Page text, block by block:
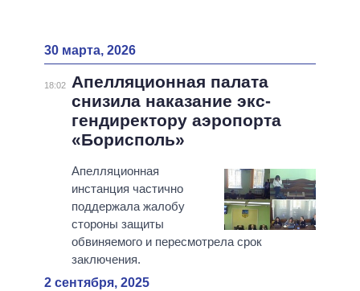
30 марта, 2026
18:02
Апелляционная палата
снизила наказание экс-
гендиректору аэропорта
«Борисполь»
Апелляционная
инстанция частично
поддержала жалобу
стороны защиты
обвиняемого и пересмотрела срок
заключения.
2 сентября, 2025